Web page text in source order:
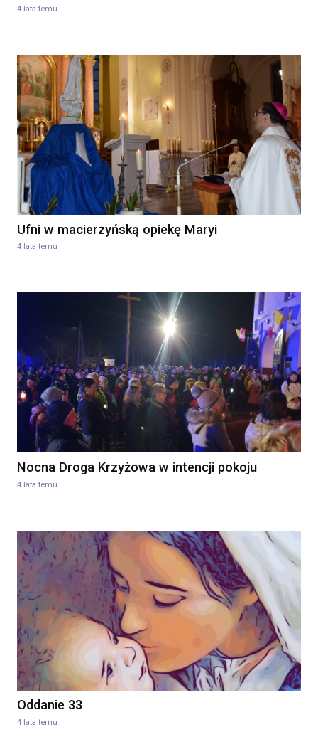
4 lata temu
Ufni w macierzyńską opiekę Maryi
4 lata temu
Nocna Droga Krzyżowa w intencji pokoju
4 lata temu
Oddanie 33
4 lata temu